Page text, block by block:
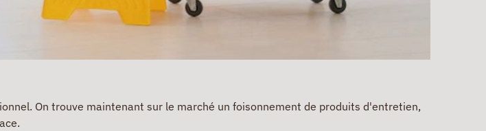
On trouve maintenant sur le marché un foisonnement de produits d'entretien,